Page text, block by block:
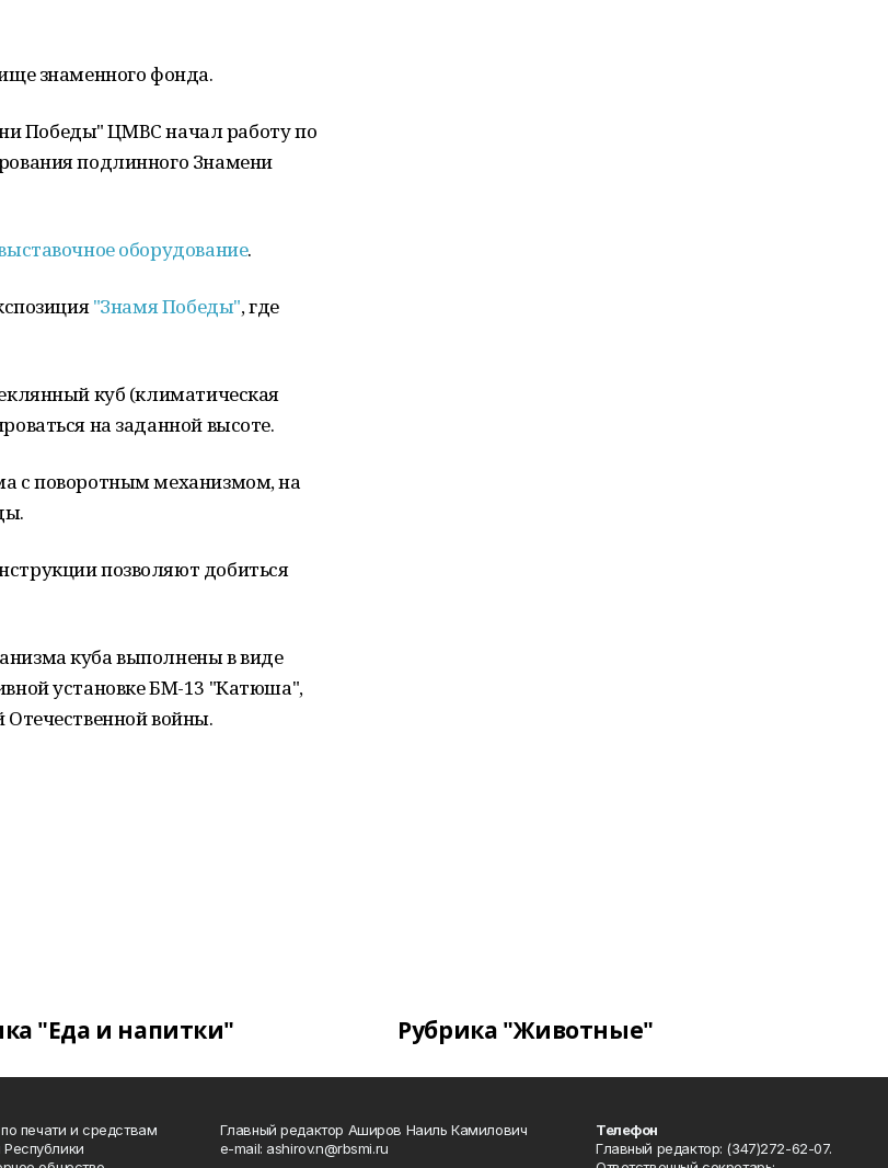
знаменного фонда.
Победы" ЦМВС начал работу по
подлинного Знамени
оборудование.
"Знамя Победы", где
куб (климатическая
на заданной высоте.
с поворотным механизмом, на
позволяют добиться
куба выполнены в виде
установке БМ-13 "Катюша",
войны.
"Еда и напитки" Рубрика "Животные"
печати и средствам
Главный редактор Аширов Наиль Камилович
e-mail: ashirov.n@rbsmi.ru
Телефон
Главный редактор: (347)272-62-07.